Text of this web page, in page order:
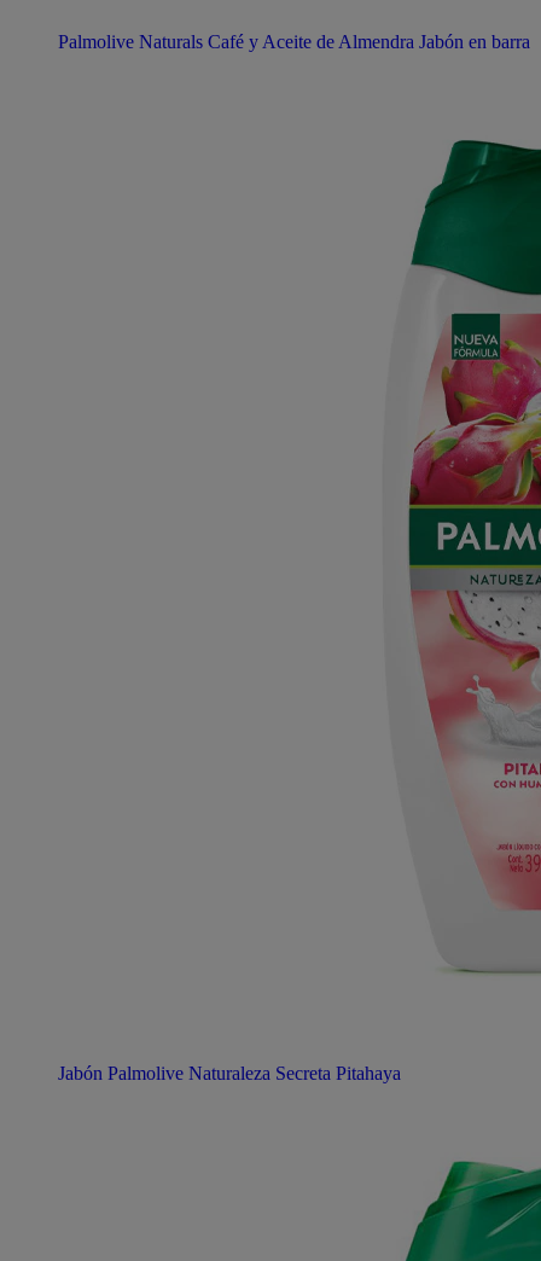
Palmolive Naturals Café y Aceite de Almendra Jabón en barra
Jabón Palmolive Naturaleza Secreta Pitahaya